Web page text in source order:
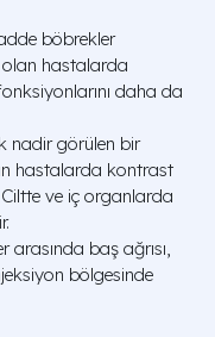
böbrekler
olan hastalarda
daha da
nadir görülen bir
hastalarda kontrast
Ciltte ve iç organlarda
arasında baş ağrısı,
bölgesinde